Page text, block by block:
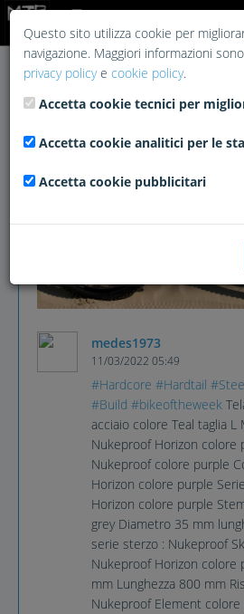
medes1973
11/03/2022 05:49
#Hardcore #Hardtail
#Build #bikeoftheweek
acciaio colore Teal taglia
Nukeproof Horizon colore
Nukeproof colore purple
Horizon colore purple
Horizon colore purple
grey Diametro 35 mm
serie sterzo : Nukeproof
Nukeproof Horizon colore
mm Lunghezza 800 mm
Nukeproof Element colore
Questo sito utilizza cookie per
navigazione. Maggiori informazioni
privacy policye cookie policy.
Accetta cookie tecnici per
Accetta cookie analitici per le
Accetta cookie pubblicitari